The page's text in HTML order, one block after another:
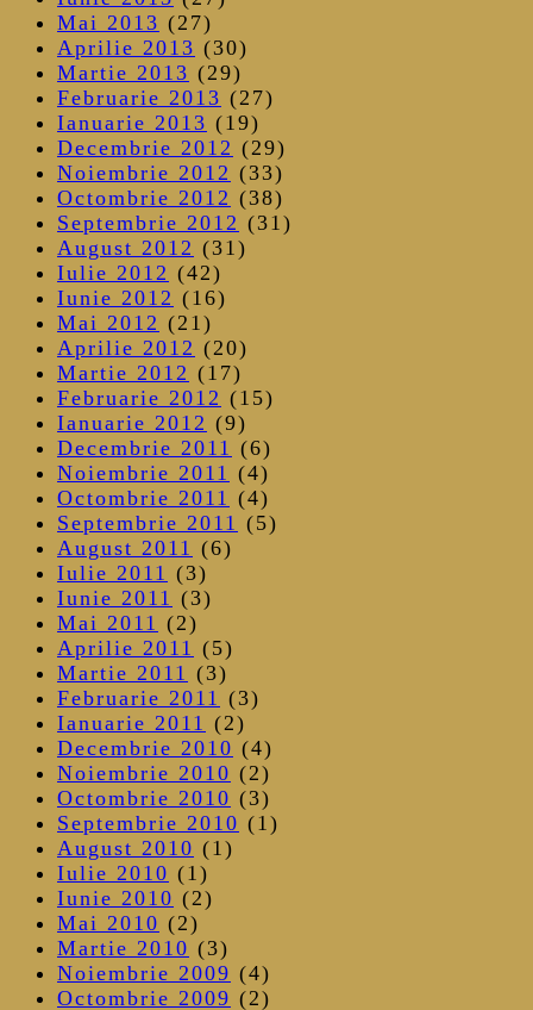
Mai 2013 (27)
Aprilie 2013 (30)
Martie 2013 (29)
Februarie 2013 (27)
Ianuarie 2013 (19)
Decembrie 2012 (29)
Noiembrie 2012 (33)
Octombrie 2012 (38)
Septembrie 2012 (31)
August 2012 (31)
Iulie 2012 (42)
Iunie 2012 (16)
Mai 2012 (21)
Aprilie 2012 (20)
Martie 2012 (17)
Februarie 2012 (15)
Ianuarie 2012 (9)
Decembrie 2011 (6)
Noiembrie 2011 (4)
Octombrie 2011 (4)
Septembrie 2011 (5)
August 2011 (6)
Iulie 2011 (3)
Iunie 2011 (3)
Mai 2011 (2)
Aprilie 2011 (5)
Martie 2011 (3)
Februarie 2011 (3)
Ianuarie 2011 (2)
Decembrie 2010 (4)
Noiembrie 2010 (2)
Octombrie 2010 (3)
Septembrie 2010 (1)
August 2010 (1)
Iulie 2010 (1)
Iunie 2010 (2)
Mai 2010 (2)
Martie 2010 (3)
Noiembrie 2009 (4)
Octombrie 2009 (2)